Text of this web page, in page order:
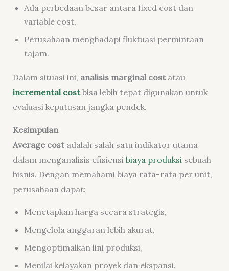
Ada perbedaan besar antara fixed cost dan
variable cost,
Perusahaan menghadapi fluktuasi permintaan
tajam.
Dalam situasi ini, analisis marginal costatau
incremental costbisa lebih tepat digunakan untuk
evaluasi keputusan jangka pendek.
Kesimpulan
Average costadalah salah satu indikator utama
dalam menganalisis efisiensi biaya produksi sebuah
bisnis. Dengan memahami biaya rata-rata per unit,
perusahaan dapat:
Menetapkan harga secara strategis,
Mengelola anggaran lebih akurat,
Mengoptimalkan lini produksi,
Menilai kelayakan proyek dan ekspansi.